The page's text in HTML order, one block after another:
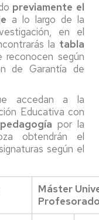
previamente el
a lo largo de la
en el
la tabla
reconocen según
de Garantía de
accedan a la
Educativa con
por la
obtendrán el
según el
Máster